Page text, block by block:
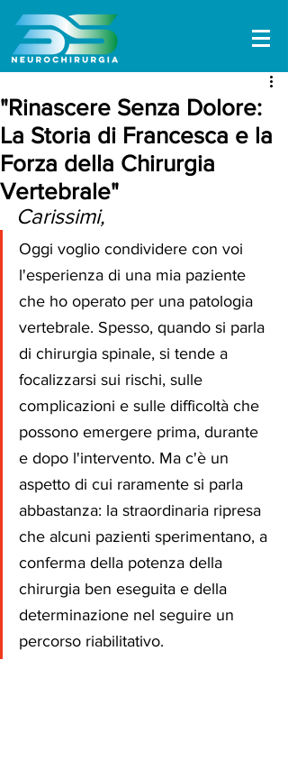
"Rinascere Senza Dolore:
La Storia di Francesca e la
Forza della Chirurgia
Vertebrale"
Carissimi,
Oggi voglio condividere con voi
l'esperienza di una mia paziente
che ho operato per una patologia
vertebrale. Spesso, quando si parla
di chirurgia spinale, si tende a
focalizzarsi sui rischi, sulle
complicazioni e sulle difficoltà che
possono emergere prima, durante
e dopo l'intervento. Ma c'è un
aspetto di cui raramente si parla
abbastanza: la straordinaria ripresa
che alcuni pazienti sperimentano, a
conferma della potenza della
chirurgia ben eseguita e della
determinazione nel seguire un
percorso riabilitativo.